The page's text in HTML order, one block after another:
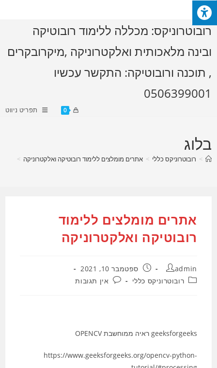
Skip
to
content
רובוטרוניקס: מכללה ללימוד רובוטיקה
ובינה מלאכותית ואלקטרוניקה ,מיקרובקרים
, תוכנה ורובוטיקה: התקשר עכשיו
0506399001
0 תפריט ניווט
בלוג
> רובוטרוניקס כללי > אתרים מומלצים ללימוד רובוטיקה ואלקטרוניקה >
אתרים מומלצים ללימוד
רובוטיקה ואלקטרוניקה
מחבר:
admin פורסם:ספטמבר 10, 2021
קטגוריה:רובוטרוניקס כללי תגובות:אין תגובות
geeksforgeeks ראיה ממוחשבת OPENCV
https://www.geeksforgeeks.org/opencv-python-